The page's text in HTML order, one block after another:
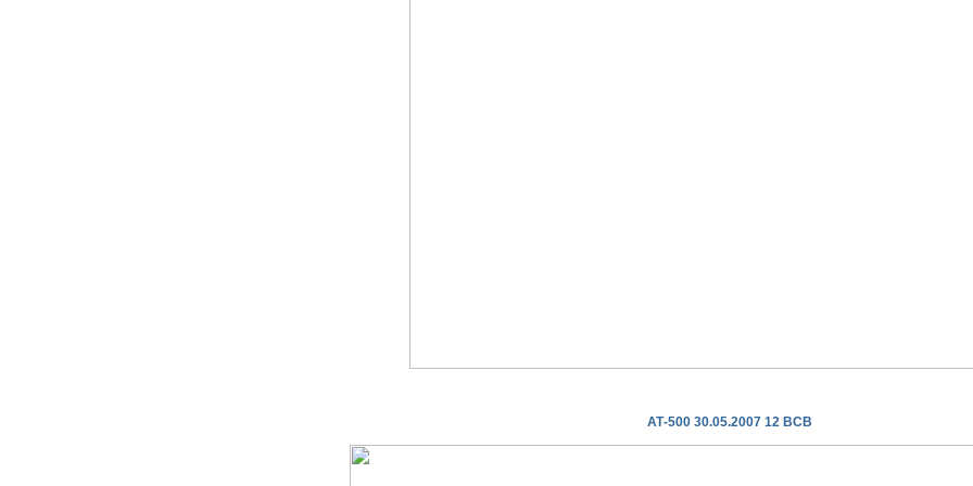
АТ-500 30.05.2007 12 ВСВ